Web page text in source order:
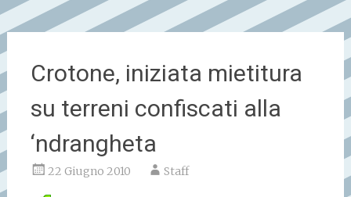
Crotone, iniziata mietitura
su terreni confiscati alla
‘ndrangheta
22 Giugno 2010 Staff